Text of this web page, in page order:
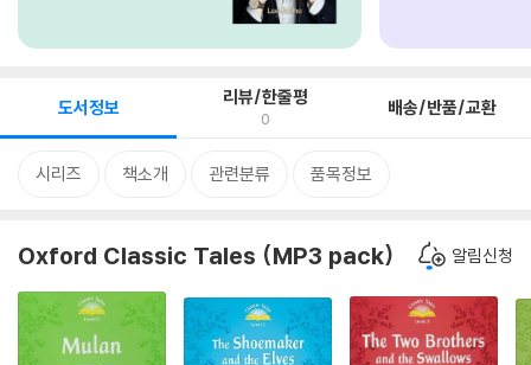
도서정보 리뷰/한줄평
0 배송/반품/교환
시리즈 책소개 관련분류 품목정보
Oxford Classic Tales (MP3 pack) 알림신청